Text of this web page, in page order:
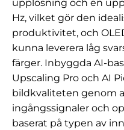
upplösning och en
Hz, vilket gör den
produktivitet, och
kunna leverera låg
färger. Inbyggda AI-
Upscaling Pro och AI
bildkvaliteten genom
ingångssignaler och
baserat på typen av